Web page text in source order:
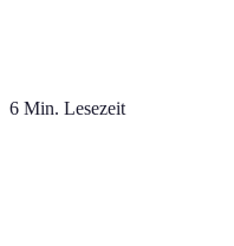
6 Min. Lesezeit